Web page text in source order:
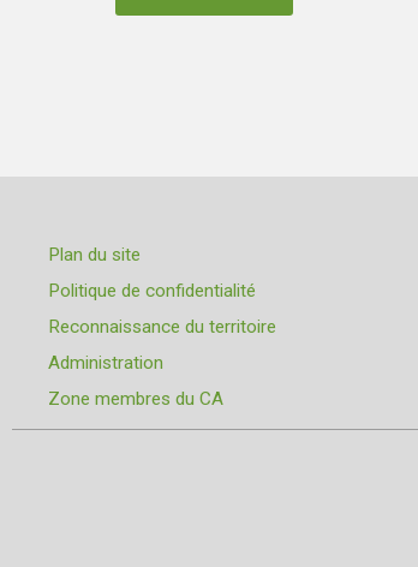
Plan du site
Politique de confidentialité
Reconnaissance du territoire
Administration
Zone membres du CA